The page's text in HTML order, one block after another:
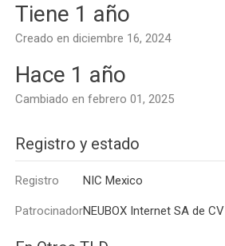
Tiene 1 año
Creado en diciembre 16, 2024
Hace 1 año
Cambiado en febrero 01, 2025
Registro y estado
Registro NIC Mexico
PatrocinadorNEUBOX Internet SA de CV